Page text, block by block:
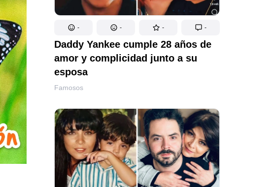
- - - -
Daddy Yankee cumple 28 años de
amor y complicidad junto a su
esposa
Famosos